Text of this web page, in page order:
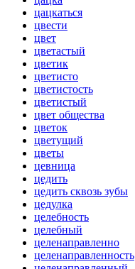
цацкаться
цвести
цвет
цветастый
цветик
цветисто
цветистость
цветистый
цвет общества
цветок
цветущий
цветы
цевница
цедить
цедить сквозь зубы
цедулка
целебность
целебный
целенаправленно
целенаправленность